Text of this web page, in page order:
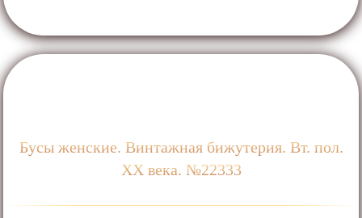
Бусы женские. Винтажная бижутерия. Вт. пол.
ХХ века. №22333